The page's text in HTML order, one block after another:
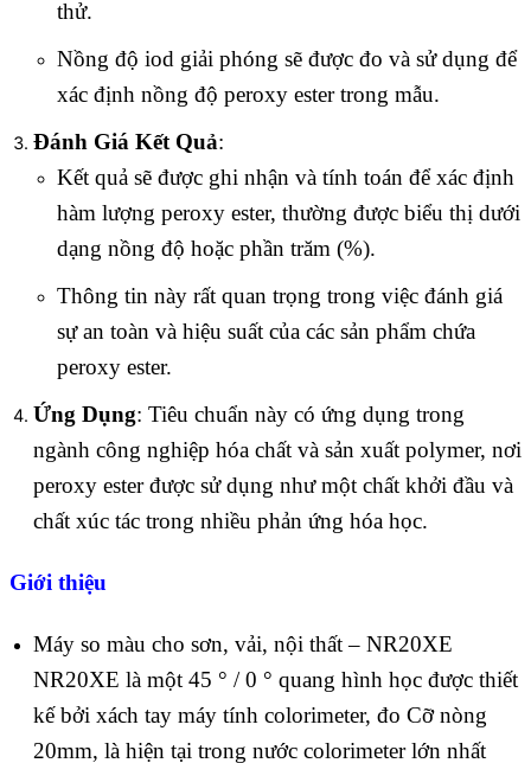
thử.
Nồng độ iod giải phóng sẽ được đo và sử dụng để
xác định nồng độ peroxy ester trong mẫu.
Đánh Giá Kết Quả:
Kết quả sẽ được ghi nhận và tính toán để xác định
hàm lượng peroxy ester, thường được biểu thị dưới
dạng nồng độ hoặc phần trăm (%).
Thông tin này rất quan trọng trong việc đánh giá
sự an toàn và hiệu suất của các sản phẩm chứa
peroxy ester.
Ứng Dụng: Tiêu chuẩn này có ứng dụng trong
ngành công nghiệp hóa chất và sản xuất polymer, nơi
peroxy ester được sử dụng như một chất khởi đầu và
chất xúc tác trong nhiều phản ứng hóa học.
Giới thiệu
Máy so màu cho sơn, vải, nội thất – NR20XE
NR20XE là một 45 ° / 0 ° quang hình học được thiết
kế bởi xách tay máy tính colorimeter, đo Cỡ nòng
20mm, là hiện tại trong nước colorimeter lớn nhất